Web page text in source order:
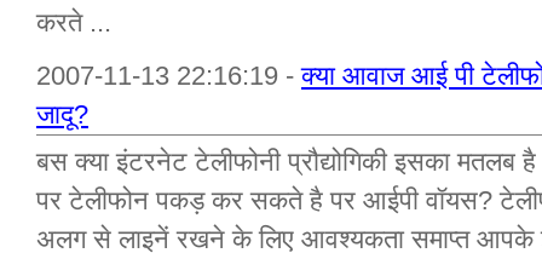
करते ...
2007-11-13 22:16:19 -क्या आवाज आई पी
जादू?
बस क्या इंटरनेट टेलीफोनी प्रौद्योगिकी इसका
पर टेलीफोन पकड़ कर सकते है पर आईपी वॉयस?
अलग से लाइनें रखने के लिए आवश्यकता समाप्त